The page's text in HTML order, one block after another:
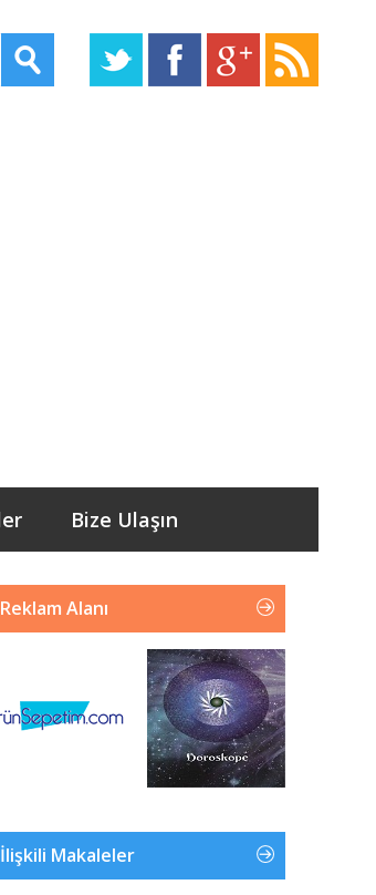
Bize Ulaşın
Reklam Alanı
İlişkili Makaleler